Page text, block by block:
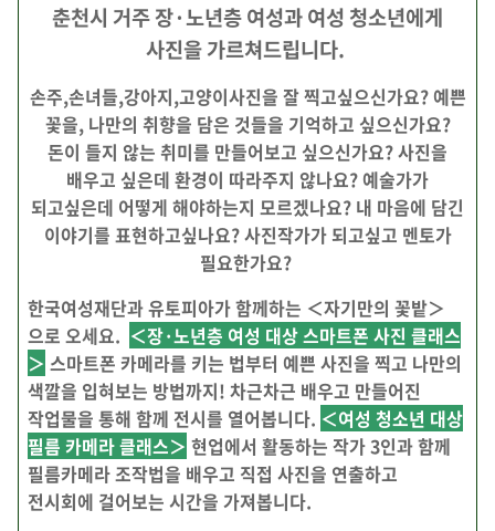
춘천시 거주 장·노년층 여성과 여성 청소년에게
사진을 가르쳐드립니다.
손주,손녀들,강아지,고양이사진을 잘 찍고싶으신가요? 예쁜
꽃을, 나만의 취향을 담은 것들을 기억하고 싶으신가요?
돈이 들지 않는 취미를 만들어보고 싶으신가요?사진을
배우고 싶은데 환경이 따라주지 않나요? 예술가가
되고싶은데 어떻게 해야하는지 모르겠나요? 내 마음에 담긴
이야기를 표현하고싶나요? 사진작가가 되고싶고 멘토가
필요한가요?
한국여성재단과 유토피아가 함께하는 ＜자기만의 꽃밭＞
으로 오세요. ＜장·노년층 여성 대상 스마트폰 사진 클래스
＞ 스마트폰 카메라를 키는 법부터 예쁜 사진을 찍고 나만의
색깔을 입혀보는 방법까지! 차근차근 배우고 만들어진
작업물을 통해 함께 전시를 열어봅니다. ＜여성 청소년 대상
필름 카메라 클래스＞ 현업에서 활동하는 작가 3인과 함께
필름카메라 조작법을 배우고 직접 사진을 연출하고
전시회에 걸어보는 시간을 가져봅니다.